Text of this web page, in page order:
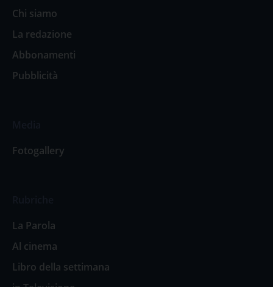
Chi siamo
La redazione
Abbonamenti
Pubblicità
Fotogallery
La Parola
Al cinema
Libro della settimana